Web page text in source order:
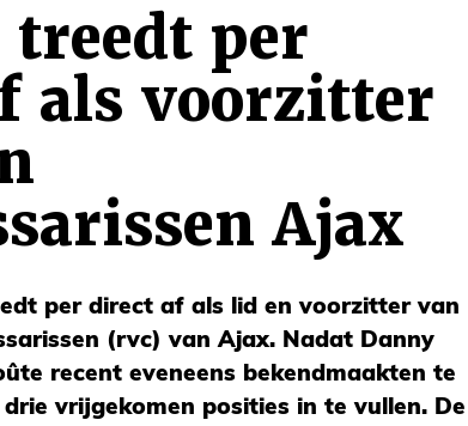
treedt per
als voorzitter
Ajax
per direct af als lid en voorzitter van
(rvc) van Ajax. Nadat Danny
recent eveneens bekendmaakten te
vrijgekomen posities in te vullen. De